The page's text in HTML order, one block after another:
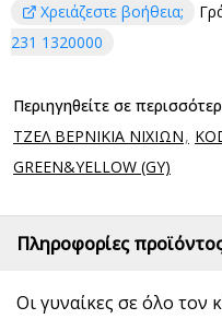
Χρειάζεστε βοήθεια;
231 1320000
Περιηγηθείτε σε
ΤΖΕΛ ΒΕΡΝΙΚΙΑ ΝΙΧΙΩΝ
GREEN&YELLOW (GY)
Πληροφορίες
Οι γυναίκες σε όλο τον